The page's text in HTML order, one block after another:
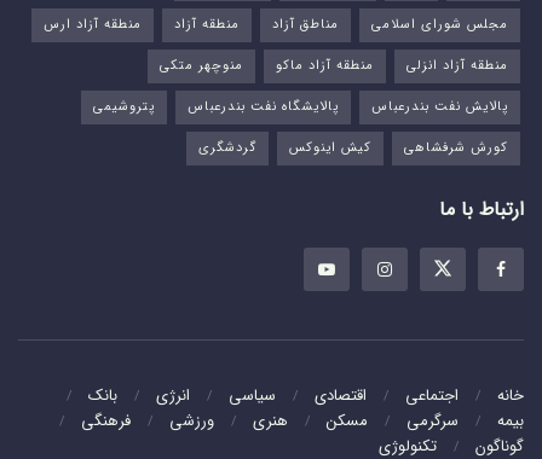
مجلس شورای اسلامی
مناطق آزاد منطقه آزاد
منطقه آزاد ارس
منطقه آزاد انزلی
منطقه آزاد ماکو
منوچهر متکی
پالایش نفت بندرعباس
پالایشگاه نفت بندرعباس
پتروشیمی
کورش شرفشاهی
کیش اینوکس گردشگری
ارتباط با ما
خانه اجتماعی اقتصادی سیاسی انرژی
بانک
بیمه
سرگرمی مسکن هنری ورزشی
فرهنگی
گوناگون
تکنولوژی